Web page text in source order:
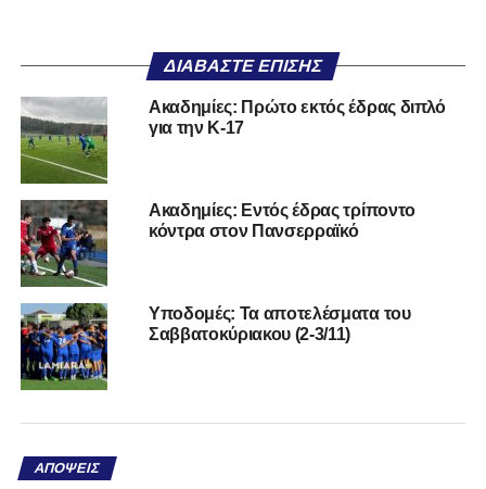
ΔΙΑΒΆΣΤΕ ΕΠΊΣΗΣ
Ακαδημίες: Πρώτο εκτός έδρας διπλό
για την Κ-17
Ακαδημίες: Εντός έδρας τρίποντο
κόντρα στον Πανσερραϊκό
Υποδομές: Τα αποτελέσματα του
Σαββατοκύριακου (2-3/11)
ΑΠΌΨΕΙΣ